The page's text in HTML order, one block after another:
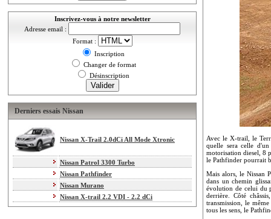
Inscrivez-vous à notre newsletter
Adresse email :
Format :
Inscription
Changer de format
Désinscription
Derniers essais Nissan
Nissan X-Trail 2.0dCi All Mode Xtronic
Nissan Patrol 3300 Turbo
Nissan Pathfinder
Nissan Murano
Nissan X-trail 2.2 VDI - 2.2 dCi
Avec le X-trail, le
quelle sera celle
motorisation diesel, 8
le Pathfinder pourrait
Mais alors, le Nissan
dans un chemin
évolution de celui du
derrière. Côté
transmission, le
tous les sens, le